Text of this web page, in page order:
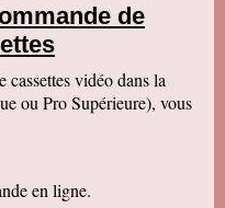
visonnage de
et le disque dur.
de
vidéo dans la
ou Pro Supérieure), vous
en ligne.